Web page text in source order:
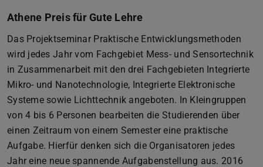
Athene Preis für Gute Lehre
Das Projektseminar Praktische Entwicklungsmethoden
wird jedes Jahr vom Fachgebiet Mess- und Sensortechnik
in Zusammenarbeit mit den drei Fachgebieten Integrierte
Mikro- und Nanotechnologie, Integrierte Elektronische
Systeme sowie Lichttechnik angeboten. In Kleingruppen
von 4 bis 6 Personen bearbeiten die Studierenden über
einen Zeitraum von einem Semester eine praktische
Aufgabe. Hierfür denken sich die Organisatoren jedes
Jahr eine neue spannende Aufgabenstellung aus. 2016